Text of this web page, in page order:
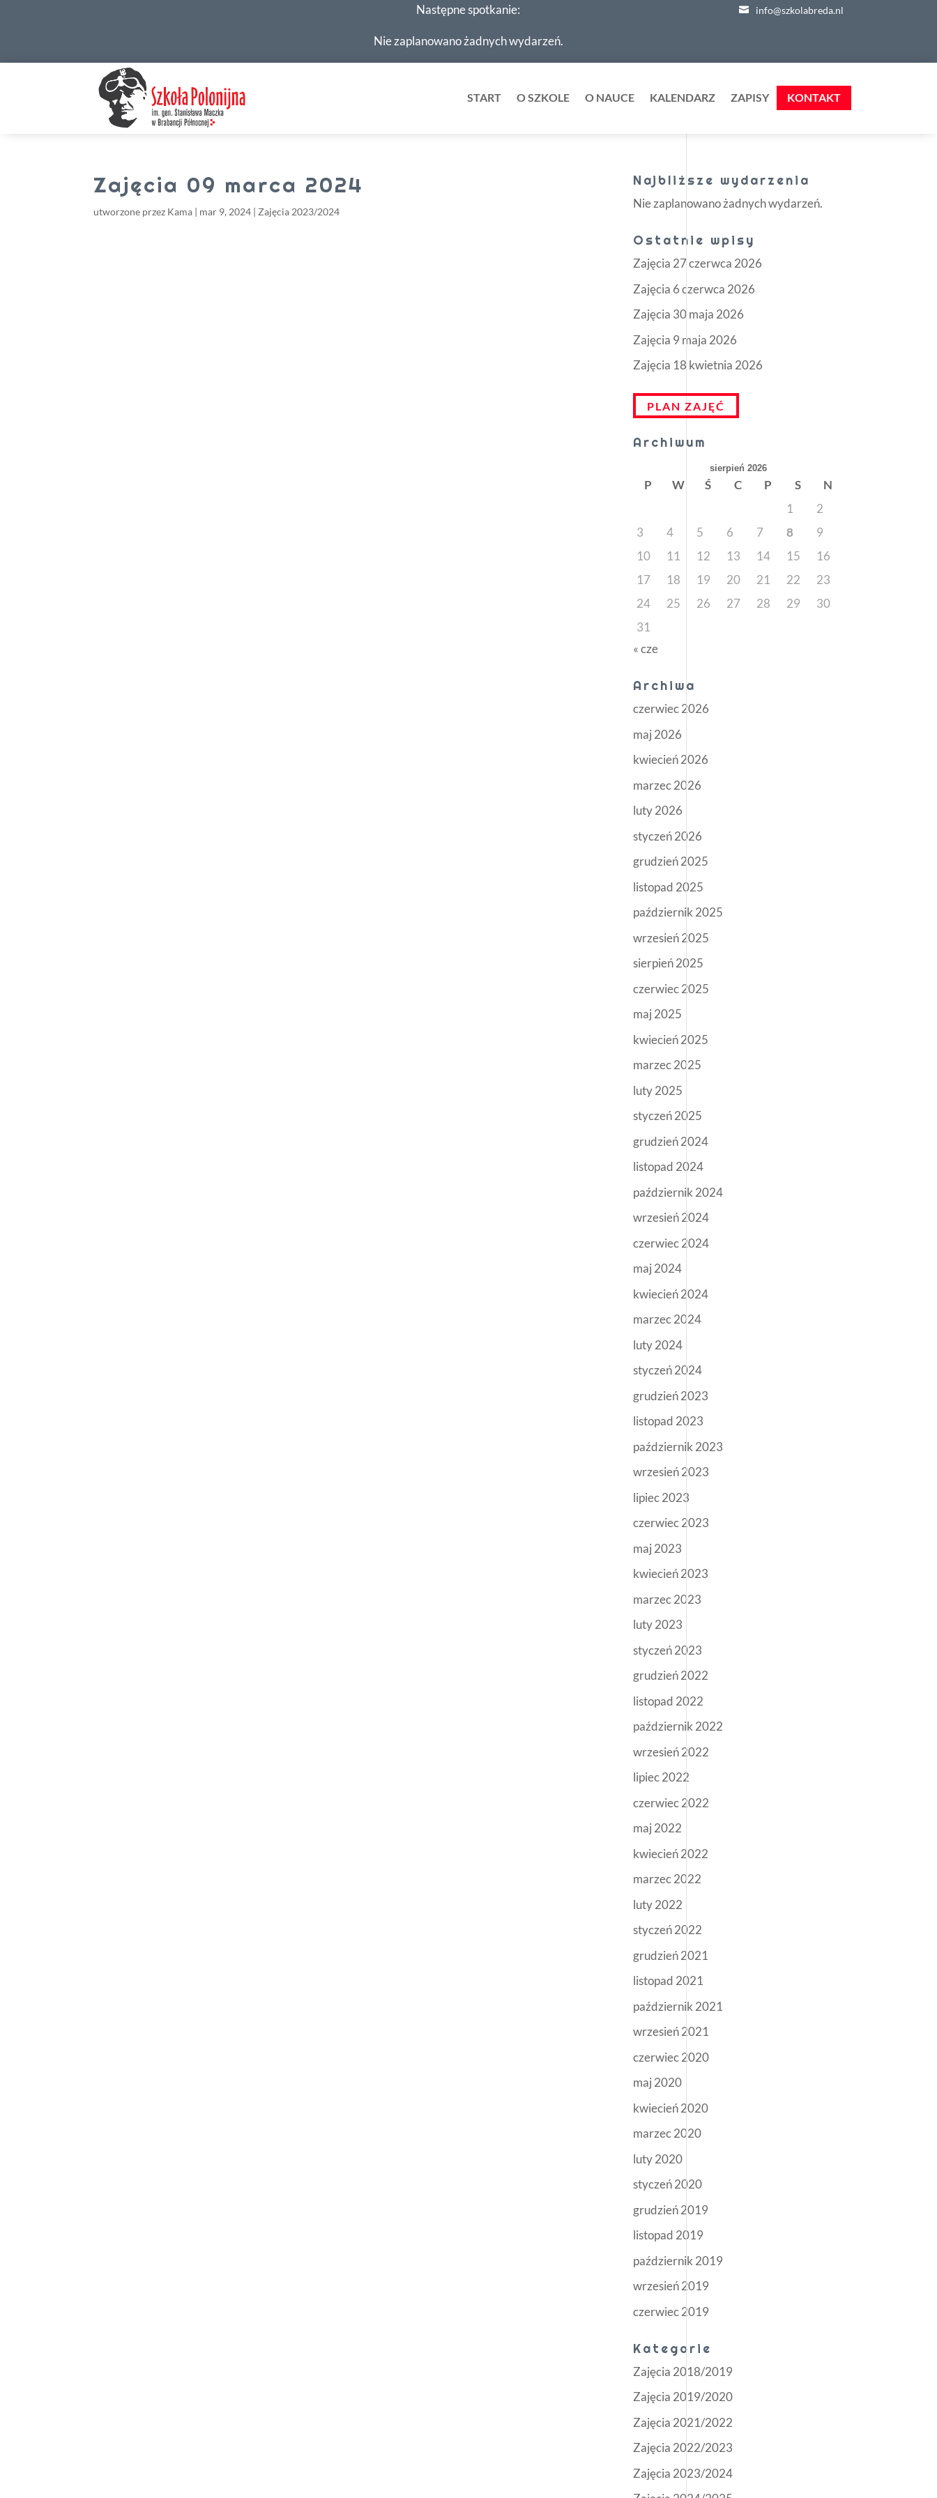
Następne spotkanie:
Nie zaplanowano żadnych wydarzeń.
info@szkolabreda.nl
START O SZKOLE O NAUCE KALENDARZ ZAPISY KONTAKT
Zajęcia 09 marca 2024
utworzone przez Kama mar 9, 2024 |Zajęcia 2023/2024
Najbliższe wydarzenia
Nie zaplanowano żadnych wydarzeń.
Ostatnie wpisy
Zajęcia 27 czerwca 2026
Zajęcia 6 czerwca 2026
Zajęcia 30 maja 2026
Zajęcia 9 maja 2026
Zajęcia 18 kwietnia 2026
PLAN ZAJĘĆ
Archiwum
sierpień 2026
P W Ś C P S
N
1
2
3
4 5 6 7 8
9
10
11 12 13 14 15
16
17
18 19 20 21 22
23
24
25 26 27 28 29
30
31
« cze
Archiwa
czerwiec 2026
maj 2026
kwiecień 2026
marzec 2026
luty 2026
styczeń 2026
grudzień 2025
listopad 2025
październik 2025
wrzesień 2025
sierpień 2025
czerwiec 2025
maj 2025
kwiecień 2025
marzec 2025
luty 2025
styczeń 2025
grudzień 2024
listopad 2024
październik 2024
wrzesień 2024
czerwiec 2024
maj 2024
kwiecień 2024
marzec 2024
luty 2024
styczeń 2024
grudzień 2023
listopad 2023
październik 2023
wrzesień 2023
lipiec 2023
czerwiec 2023
maj 2023
kwiecień 2023
marzec 2023
luty 2023
styczeń 2023
grudzień 2022
listopad 2022
październik 2022
wrzesień 2022
lipiec 2022
czerwiec 2022
maj 2022
kwiecień 2022
marzec 2022
luty 2022
styczeń 2022
grudzień 2021
listopad 2021
październik 2021
wrzesień 2021
czerwiec 2020
maj 2020
kwiecień 2020
marzec 2020
luty 2020
styczeń 2020
grudzień 2019
listopad 2019
październik 2019
wrzesień 2019
czerwiec 2019
Kategorie
Zajęcia 2018/2019
Zajęcia 2019/2020
Zajęcia 2021/2022
Zajęcia 2022/2023
Zajęcia 2023/2024